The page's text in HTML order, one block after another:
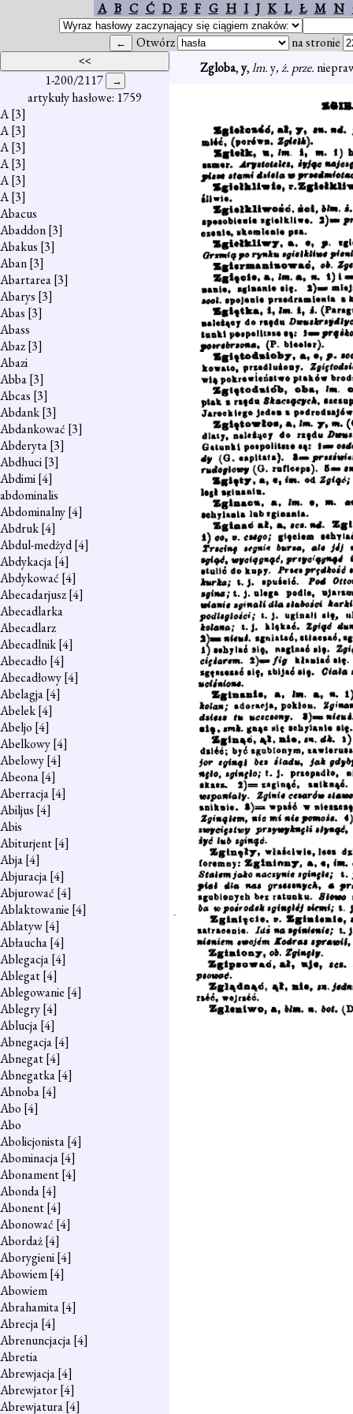
A B C Ć D E F G H I J K L Ł M N
Otwórz na stronie
1-200/2117
artykuły hasłowe: 1759
A[3]
A[3]
A[3]
A[3]
A[3]
A[3]
Abacus
Abaddon[3]
Abakus [3]
Aban[3]
Abartarea[3]
Abarys [3]
Abas [3]
Abass
Abaz[3]
Abazi
Abba[3]
Abcas [3]
Abdank[3]
Abdankować [3]
Abderyta[3]
Abdhuci[3]
Abdimi[4]
abdominalis
Abdominalny[4]
Abdruk[4]
Abdul-medżyd[4]
Abdykacja[4]
Abdykować [4]
Abecadarjusz[4]
Abecadlarka
Abecadlarz
Abecadlnik[4]
Abecadło [4]
Abecadłowy[4]
Abelagja[4]
Abelek[4]
Abeljo [4]
Abelkowy[4]
Abelowy[4]
Abeona[4]
Aberracja[4]
Abiljus [4]
Abis
Abiturjent[4]
Abja[4]
Abjuracja[4]
Abjurować [4]
Ablaktowanie [4]
Ablatyw[4]
Abłaucha[4]
Ablegacja[4]
Ablegat[4]
Ablegowanie [4]
Ablegry[4]
Ablucja[4]
Abnegacja[4]
Abnegat[4]
Abnegatka[4]
Abnoba[4]
Abo [4]
Abo
Abolicjonista[4]
Abominacja[4]
Abonament[4]
Abonda[4]
Abonent[4]
Abonować [4]
Abordaż[4]
Aborygieni[4]
Abowiem[4]
Abowiem
Abrahamita[4]
Abrecja[4]
Abrenuncjacja[4]
Abretia
Abrewjacja[4]
Abrewjator[4]
Abrewjatura[4]
Zgloba,y,lm.y, ż. prze.